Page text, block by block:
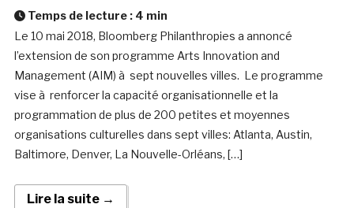
Temps de lecture : 4 min
Le 10 mai 2018, Bloomberg Philanthropies a annoncé
l’extension de son programme Arts Innovation and
Management (AIM) à sept nouvelles villes. Le programme
vise à renforcer la capacité organisationnelle et la
programmation de plus de 200 petites et moyennes
organisations culturelles dans sept villes: Atlanta, Austin,
Baltimore, Denver, La Nouvelle-Orléans, […]
Lire la suite →